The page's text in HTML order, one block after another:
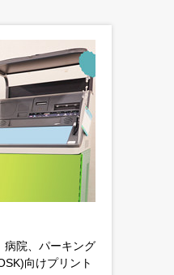
病院、パーキング
向けプリント